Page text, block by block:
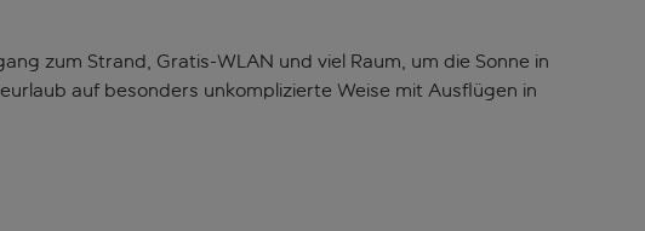
zum Strand, Gratis-WLAN und viel Raum, um die Sonne in
auf besonders unkomplizierte Weise mit Ausflügen in